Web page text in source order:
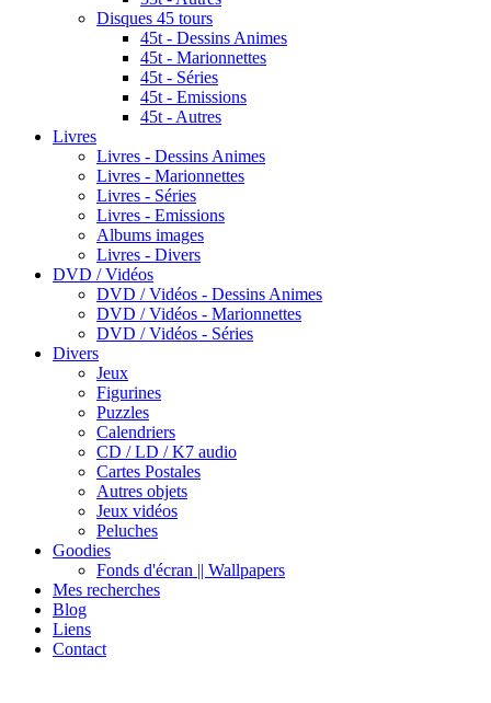
Disques 45 tours
45t - Dessins Animes
45t - Marionnettes
45t - Séries
45t - Emissions
45t - Autres
Livres
Livres - Dessins Animes
Livres - Marionnettes
Livres - Séries
Livres - Emissions
Albums images
Livres - Divers
DVD / Vidéos
DVD / Vidéos - Dessins Animes
DVD / Vidéos - Marionnettes
DVD / Vidéos - Séries
Divers
Jeux
Figurines
Puzzles
Calendriers
CD / LD / K7 audio
Cartes Postales
Autres objets
Jeux vidéos
Peluches
Goodies
Fonds d'écran || Wallpapers
Mes recherches
Blog
Liens
Contact